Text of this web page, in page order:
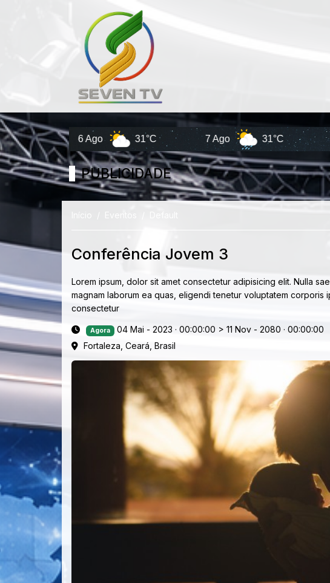
6 Ago 31°C 7 Ago 31°C 8 Ago
PUBLICIDADE
Início Eventos
Conferência Jovem 3
Lorem ipsum, dolor sit amet consectetur adipisicing elit. Nulla
magnam laborum ea quas, eligendi tenetur voluptatem corporis
consectetur
Agora 04 Mai - 2023 · 00:00:00 > 11 Nov - 2080 · 00:00:00
Fortaleza, Ceará, Brasil